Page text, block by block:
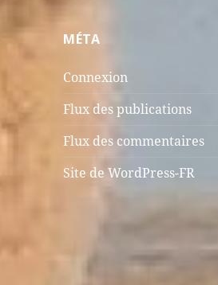
MÉTA
Connexion
Flux des publications
Flux des commentaires
Site de WordPress-FR